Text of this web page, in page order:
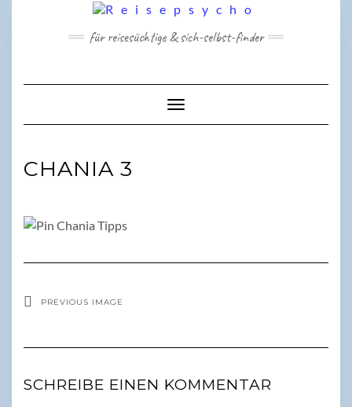
für reisesüchtige & sich-selbst-finder
Toggle Navigation
CHANIA 3
PREVIOUS IMAGE
SCHREIBE EINEN KOMMENTAR